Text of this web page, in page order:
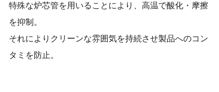
特殊な炉芯管を用いることにより、高温で酸化・摩擦
を抑制。
それによりクリーンな雰囲気を持続させ製品へのコン
タミを防止。